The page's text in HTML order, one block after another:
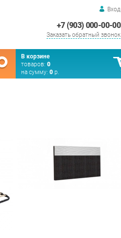
Вход
+7 (903) 000-00-00
Заказать обратный звонок
В корзине
товаров: 0
на сумму: 0 р.